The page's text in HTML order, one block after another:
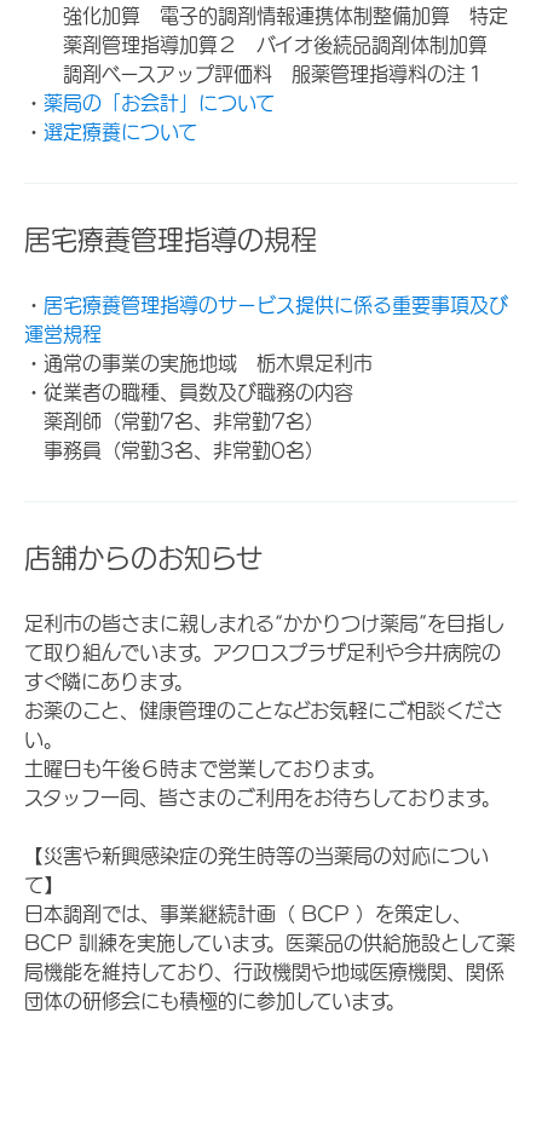
強化加算 電子的調剤情報連携体制整備加算 特定
薬剤管理指導加算２ バイオ後続品調剤体制加算
調剤ベースアップ評価料 服薬管理指導料の注１
・ 薬局の「お会計」について
・ 選定療養について
居宅療養管理指導の規程
・ 居宅療養管理指導のサービス提供に係る重要事項及び
運営規程
・通常の事業の実施地域 栃木県足利市
・従業者の職種、員数及び職務の内容
薬剤師（常勤7名、非常勤7名）
事務員（常勤3名、非常勤0名）
店舗からのお知らせ
足利市の皆さまに親しまれる“かかりつけ薬局”を目指し
て取り組んでいます。アクロスプラザ足利や今井病院の
すぐ隣にあります。
お薬のこと、健康管理のことなどお気軽にご相談くださ
い。
土曜日も午後６時まで営業しております。
スタッフ一同、皆さまのご利用をお待ちしております。
【災害や新興感染症の発生時等の当薬局の対応につい
て】
日本調剤では、事業継続計画（ BCP ）を策定し、
BCP 訓練を実施しています。医薬品の供給施設として薬
局機能を維持しており、行政機関や地域医療機関、関係
団体の研修会にも積極的に参加しています。